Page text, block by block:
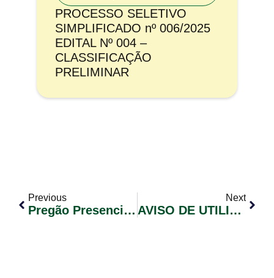
PROCESSO SELETIVO
SIMPLIFICADO nº 006/2025
EDITAL Nº 004 –
CLASSIFICAÇÃO
PRELIMINAR
Previous
Pregão Presencial Nº 036/2018
Next
AVISO DE UTILIDADE PÚBLICA